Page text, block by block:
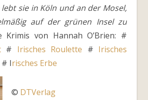
sie in Köln und an der Mosel,
auf der grünen Insel zu
Krimis von Hannah O’Brien: #
# Irisches Roulette # Irisches
# Irisches Erbe
© DTVerlag